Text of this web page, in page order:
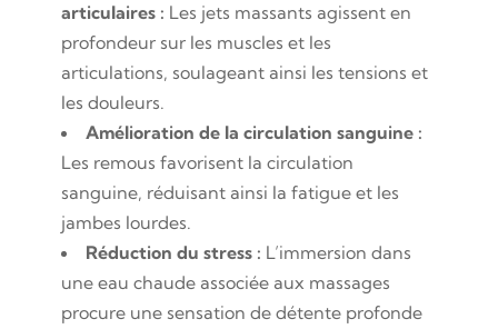
articulaires : Les jets massants agissent en
profondeur sur les muscles et les
articulations, soulageant ainsi les tensions et
les douleurs.
Amélioration de la circulation sanguine :
Les remous favorisent la circulation
sanguine, réduisant ainsi la fatigue et les
jambes lourdes.
Réduction du stress : L’immersion dans
une eau chaude associée aux massages
procure une sensation de détente profonde